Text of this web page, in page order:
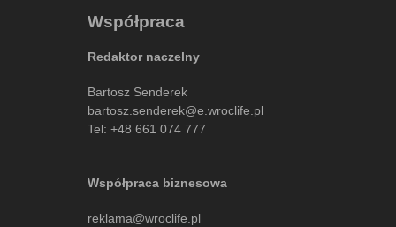
Współpraca
Redaktor naczelny
Bartosz Senderek
bartosz.senderek@e.wroclife.pl
Tel: +48 661 074 777
Współpraca biznesowa
reklama@wroclife.pl